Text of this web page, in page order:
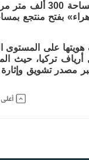
وتمتد رؤية مملكتنا الغالية في قلوبنا بعمل بحيرة ترفيهية تمتلك جميع
على المستوى
تركيا، حيث
مصدر تشويق وإثارة